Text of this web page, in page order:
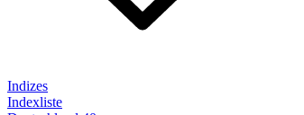
Indizes
Indexliste